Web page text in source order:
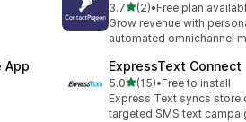
3.7별 5개 중
(2)
총 리뷰 2개
•Free plan
Grow revenue with
automated omnichannel
App ExpressText Connect
5.0별 5개 중
(15)
총 리뷰 15개
•Free to install
Express Text syncs store
targeted SMS text